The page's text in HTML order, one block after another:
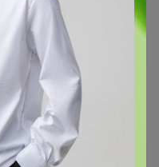
Забыли пароль?